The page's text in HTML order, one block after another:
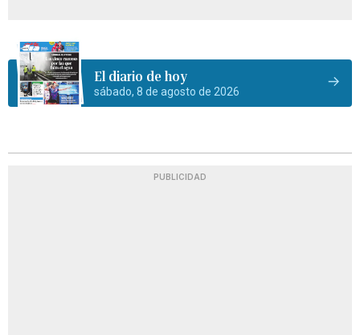
El diario de hoy
sábado, 8 de agosto de 2026
PUBLICIDAD